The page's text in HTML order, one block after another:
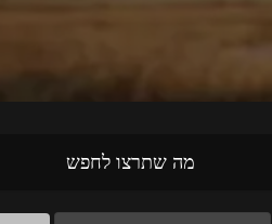
מה שתרצו לחפש